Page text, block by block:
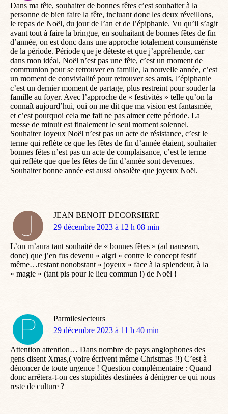
Dans ma tête, souhaiter de bonnes fêtes c’est souhaiter à la
personne de bien faire la fête, incluant donc les deux réveillons,
le repas de Noël, du jour de l’an et de l’épiphanie. Vu qu’il s’agit
avant tout à faire la bringue, en souhaitant de bonnes fêtes de fin
d’année, on est donc dans une approche totalement consumériste
de la période. Période que je déteste et que j’appréhende, car
dans mon idéal, Noël n’est pas une fête, c’est un moment de
communion pour se retrouver en famille, la nouvelle année, c’est
un moment de convivialité pour retrouver ses amis, l’épiphanie
c’est un dernier moment de partage, plus restreint pour souder la
famille au foyer. Avec l’approche de « festivités » telle qu’on la
connaît aujourd’hui, oui on me dit que ma vision est fantasmée,
et c’est pourquoi cela me fait ne pas aimer cette période. La
messe de minuit est finalement le seul moment solennel.
Souhaiter Joyeux Noël n’est pas un acte de résistance, c’est le
terme qui reflète ce que les fêtes de fin d’année étaient, souhaiter
bonnes fêtes n’est pas un acte de complaisance, c’est le terme
qui reflète que que les fêtes de fin d’année sont devenues.
Souhaiter bonne année est aussi obsolète que joyeux Noël.
JEAN BENOIT DECORSIERE
dit
29 décembre 2023 à 12 h 08 min
L’on m’aura tant souhaité de « bonnes fêtes » (ad nauseam,
donc) que j’en fus devenu « aigri » contre le concept festif
même…restant nonobstant « joyeux » face à la splendeur, à la
« magie » (tant pis pour le lieu commun !) de Noël !
Parmileslecteurs
dit
29 décembre 2023 à 11 h 40 min
Attention attention… Dans nombre de pays anglophones des
gens disent Xmas,( voire écrivent même Christmas !!) C’est à
dénoncer de toute urgence ! Question complémentaire : Quand
donc arrêtera-t-on ces stupidités destinées à dénigrer ce qui nous
reste de culture ?